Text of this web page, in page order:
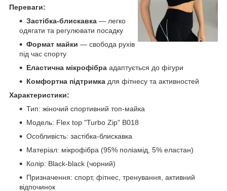
Переваги:
Застібка-блискавка — легко
одягати та регулювати посадку
Формат майки — свобода рухів
під час спорту
Еластична мікрофібра адаптується до фігури
Комфортна підтримка для фітнесу та активностей
Характеристики:
Тип: жіночий спортивний топ-майка
Модель: Flex top "Turbo Zip" B018
Особливість: застібка-блискавка
Матеріал: мікрофібра (95% поліамід, 5% еластан)
Колір: Black-black (чорний)
Призначення: спорт, фітнес, тренування, активний
відпочинок